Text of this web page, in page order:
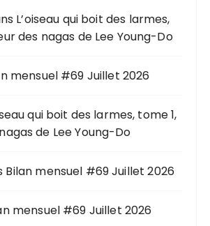
L’oiseau qui boit des larmes,
des nagas de Lee Young-Do
mensuel #69 Juillet 2026
qui boit des larmes, tome 1,
de Lee Young-Do
Bilan mensuel #69 Juillet 2026
mensuel #69 Juillet 2026